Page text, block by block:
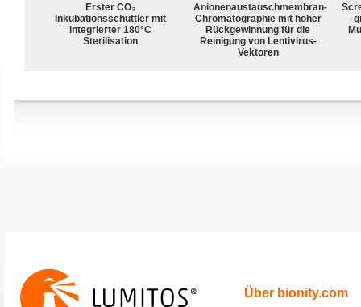
Erster CO₂
Inkubationsschüttler mit
integrierter 180°C
Sterilisation
Anionenaustauschmembran-
Chromatographie mit hoher
Rückgewinnung für die
Reinigung von Lentivirus-
Vektoren
Über bionity.com